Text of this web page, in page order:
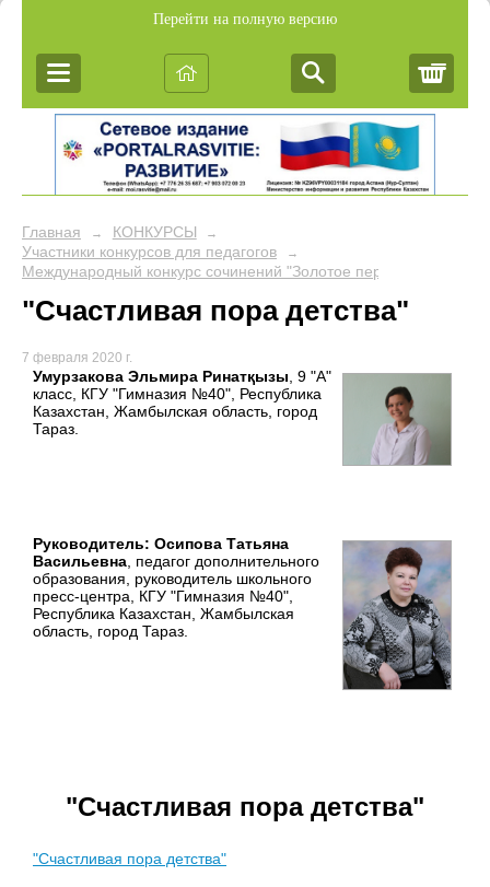
Перейти на полную версию
Главная → КОНКУРСЫ →
Участники конкурсов для педагогов →
Международный конкурс сочинений "Золотое перо"
"Счастливая пора детства"
7 февраля 2020 г.
Умурзакова Эльмира Ринатқызы, 9 "А"
класс, КГУ "Гимназия №40", Республика
Казахстан, Жамбылская область, город
Тараз.
Руководитель: Осипова Татьяна
Васильевна , педагог дополнительного
образования, руководитель школьного
пресс-центра, КГУ "Гимназия №40",
Республика Казахстан, Жамбылская
область, город Тараз.
"Счастливая пора детства"
"Счастливая пора детства"